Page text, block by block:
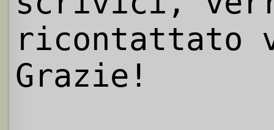
ricontattato
Grazie!